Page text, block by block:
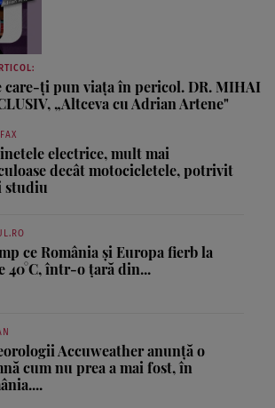
care-ți pun viața în pericol. DR. MIHAI
„Altceva cu Adrian Artene"
electrice, mult mai
decât motocicletele, potrivit
studiu
ce România și Europa fierb la
40°C, într-o țară din...
Accuweather anunță o
cum nu prea a mai fost, în